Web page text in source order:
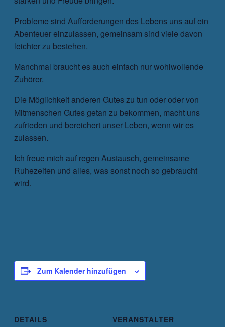
Probleme sind Aufforderungen des Lebens uns auf ein
Abenteuer einzulassen, gemeinsam sind viele davon
leichter zu bestehen.
Manchmal braucht es auch einfach nur wohlwollende
Zuhörer.
Die Möglichkeit anderen Gutes zu tun oder oder von
Mitmenschen Gutes getan zu bekommen, macht uns
zufrieden und bereichert unser Leben, wenn wir es
zulassen.
Ich freue mich auf regen Austausch, gemeinsame
Ruhezeiten und alles, was sonst noch so gebraucht
wird.
Zum Kalender hinzufügen
DETAILS
VERANSTALTER